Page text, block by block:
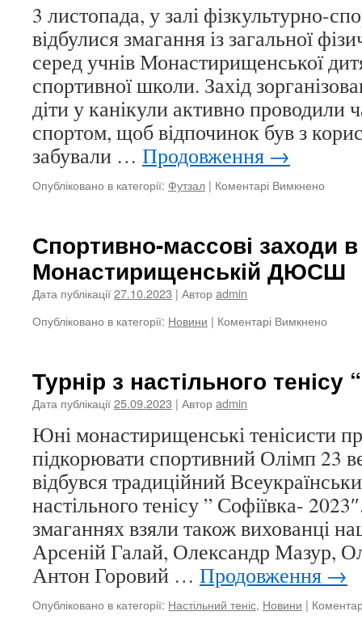
3 листопада, у залі фізкультурно-
відбулися змагання із загальної
серед учнів Монастирищенської
спортивної школи. Захід
діти у канікули активно проводили
спортом, щоб відпочинок був з
забували … Продовження →
Опубліковано в категорії: Футзал | Коментарі Вимкнено
Спортивно-массові заходи в
Монастирищенській ДЮСШ
Дата публікації27.10.2023 | Авторadmin
Опубліковано в категорії: Новини | Коментарі Вимкнено
в
Турнір з настільного тенісу
Дата публікації25.09.2023 | Авторadmin
Юні монастирищенські тенісисти
підкорювати спортивний Олімп 23
відбувся традиційний
настільного тенісу ” Софіївка-
змаганнях взяли також вихованці
Арсеній Галай, Олександр Мазур,
Антон Горовий … Продовження →
Опубліковано в категорії: Настільний теніс, Новини |